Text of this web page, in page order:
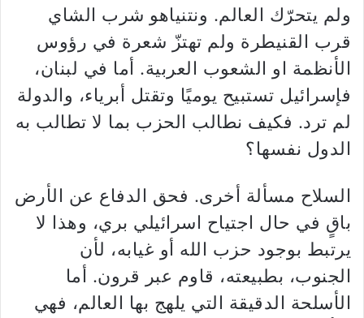
ولم يتحرّك العالم. ونتنياهو شرب الشاي
قرب القنيطرة ولم تهتزّ شعرة في رؤوس
الأنظمة او الشعوب العربية. أما في لبنان،
فإسرائيل تستبيح يوميًا وتقتل أبرياء، والدولة
لم ترد. فكيف نطالب الحزب بما لا تطالب به
الدول نفسها؟
السلاح مسألة أخرى. فحق الدفاع عن الأرض
باقٍ في حال اجتياح اسرائيلي بري، وهذا لا
يرتبط بوجود حزب الله أو غيابه، لأن
الجنوب، بطبيعته، قاوم عبر قرون. أما
الأسلحة الدقيقة التي يلهج بها العالم، فهي